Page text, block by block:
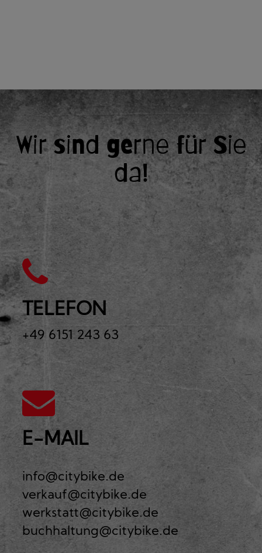
Wir sind gerne für Sie
da!
TELEFON
+49 6151 243 63
E-MAIL
info@citybike.de
verkauf@citybike.de
werkstatt@citybike.de
buchhaltung@citybike.de